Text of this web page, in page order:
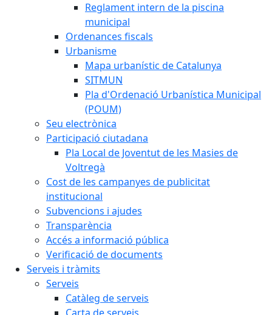
Reglament intern de la piscina
municipal
Ordenances fiscals
Urbanisme
Mapa urbanístic de Catalunya
SITMUN
Pla d'Ordenació Urbanística Municipal
(POUM)
Seu electrònica
Participació ciutadana
Pla Local de Joventut de les Masies de
Voltregà
Cost de les campanyes de publicitat
institucional
Subvencions i ajudes
Transparència
Accés a informació pública
Verificació de documents
Serveis i tràmits
Serveis
Catàleg de serveis